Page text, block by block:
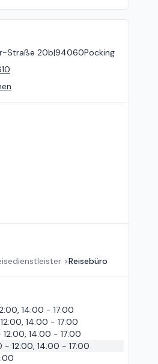
Straße 20b|94060Pocking
>Reisebüro
14:00 - 17:00
14:00 - 17:00
14:00 - 17:00
- 12:00, 14:00 - 17:00